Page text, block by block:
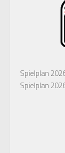
Spielplan
Spielplan